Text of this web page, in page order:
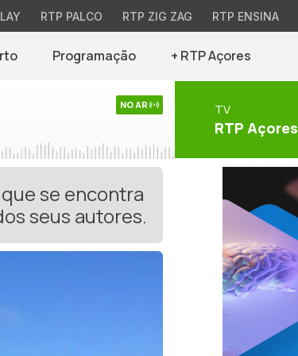
RTP PALCO RTP ZIG ZAG RTP ENSINA
Programação + RTP Açores
NO AR TV
RTP Açores
se encontra
seus autores.